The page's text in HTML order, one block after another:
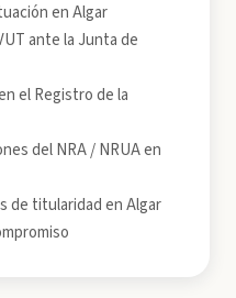
en Algar
ante la Junta de
el Registro de la
del NRA / NRUA en
de titularidad en Algar